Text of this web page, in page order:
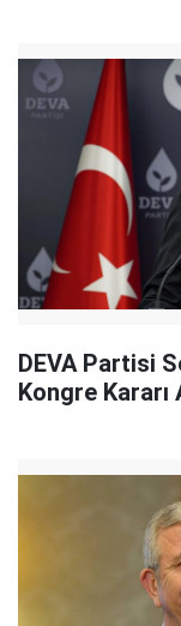
DEVA Partisi
Kongre Kararı